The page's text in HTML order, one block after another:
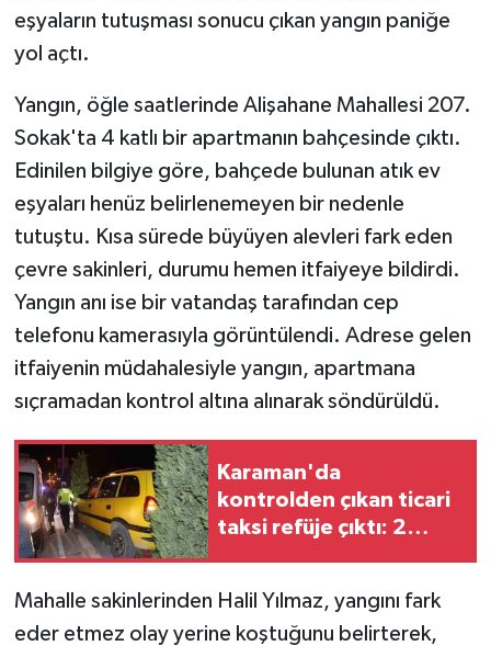
eşyaların tutuşması sonucu çıkan yangın paniğe
yol açtı.
Yangın, öğle saatlerinde Alişahane Mahallesi 207.
Sokak'ta 4 katlı bir apartmanın bahçesinde çıktı.
Edinilen bilgiye göre, bahçede bulunan atık ev
eşyaları henüz belirlenemeyen bir nedenle
tutuştu. Kısa sürede büyüyen alevleri fark eden
çevre sakinleri, durumu hemen itfaiyeye bildirdi.
Yangın anı ise bir vatandaş tarafından cep
telefonu kamerasıyla görüntülendi. Adrese gelen
itfaiyenin müdahalesiyle yangın, apartmana
sıçramadan kontrol altına alınarak söndürüldü.
Karaman'da
kontrolden çıkan ticari
taksi refüje çıktı: 2
Mahalle sakinlerinden Halil Yılmaz, yangını fark
eder etmez olay yerine koştuğunu belirterek,
Gayrimenkul
GÜNDEM
Güvenlik
İNSAN
İş Dünyası
Kadın
KÜLTÜR SANAT
MAGAZİN